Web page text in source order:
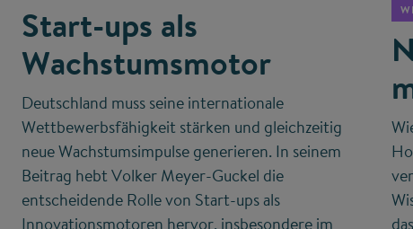
Start-ups als
Wachstumsmotor
Deutschland muss seine internationale
Wettbewerbsfähigkeit stärken und gleichzeitig
neue Wachstumsimpulse generieren. In seinem
Beitrag hebt Volker Meyer-Guckel die
entscheidende Rolle von Start-ups als
Innovationsmotoren hervor, insbesondere im